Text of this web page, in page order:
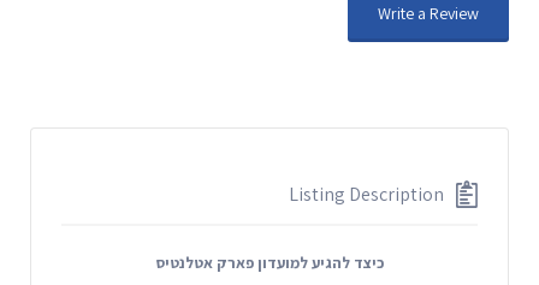
Write a Review
Listing Description
כיצד להגיע למועדון פארק אטלנטיס